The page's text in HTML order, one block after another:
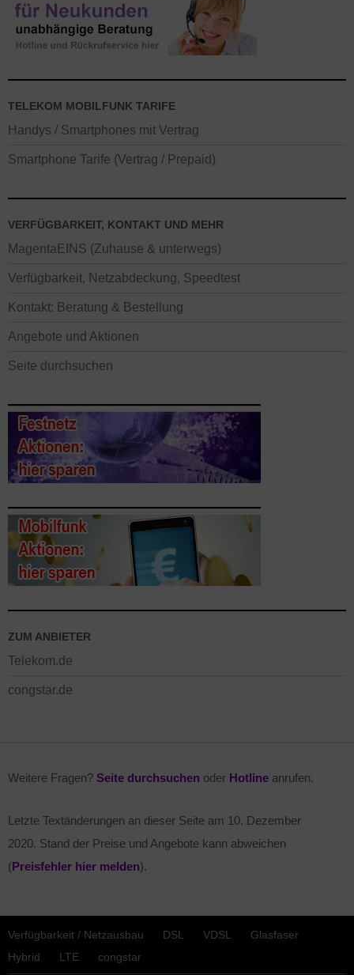
TELEKOM MOBILFUNK TARIFE
Handys / Smartphones mit Vertrag
Smartphone Tarife (Vertrag / Prepaid)
VERFÜGBARKEIT, KONTAKT UND MEHR
MagentaEINS (Zuhause & unterwegs)
Verfügbarkeit, Netzabdeckung, Speedtest
Kontakt: Beratung & Bestellung
Angebote und Aktionen
Seite durchsuchen
ZUM ANBIETER
Telekom.de
congstar.de
Weitere Fragen? Seite durchsuchen oder Hotline anrufen.
Letzte Textänderungen an dieser Seite am 10. Dezember
2020. Stand der Preise und Angebote kann abweichen
(Preisfehler hier melden).
Verfügbarkeit / Netzausbau DSL VDSL
Glasfaser
Hybrid
LTE congstar